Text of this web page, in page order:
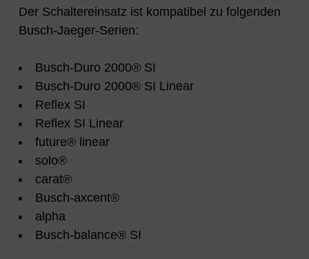
Der Schaltereinsatz ist kompatibel zu folgenden
Busch-Jaeger-Serien:
Busch-Duro 2000® SI
Busch-Duro 2000® SI Linear
Reflex SI
Reflex SI Linear
future® linear
solo®
carat®
Busch-axcent®
alpha
Busch-balance® SI